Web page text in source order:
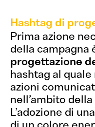
Hashtag di
Prima azione
della campagna
progettazione
hashtag al
azioni
nell’ambito
L’adozione di